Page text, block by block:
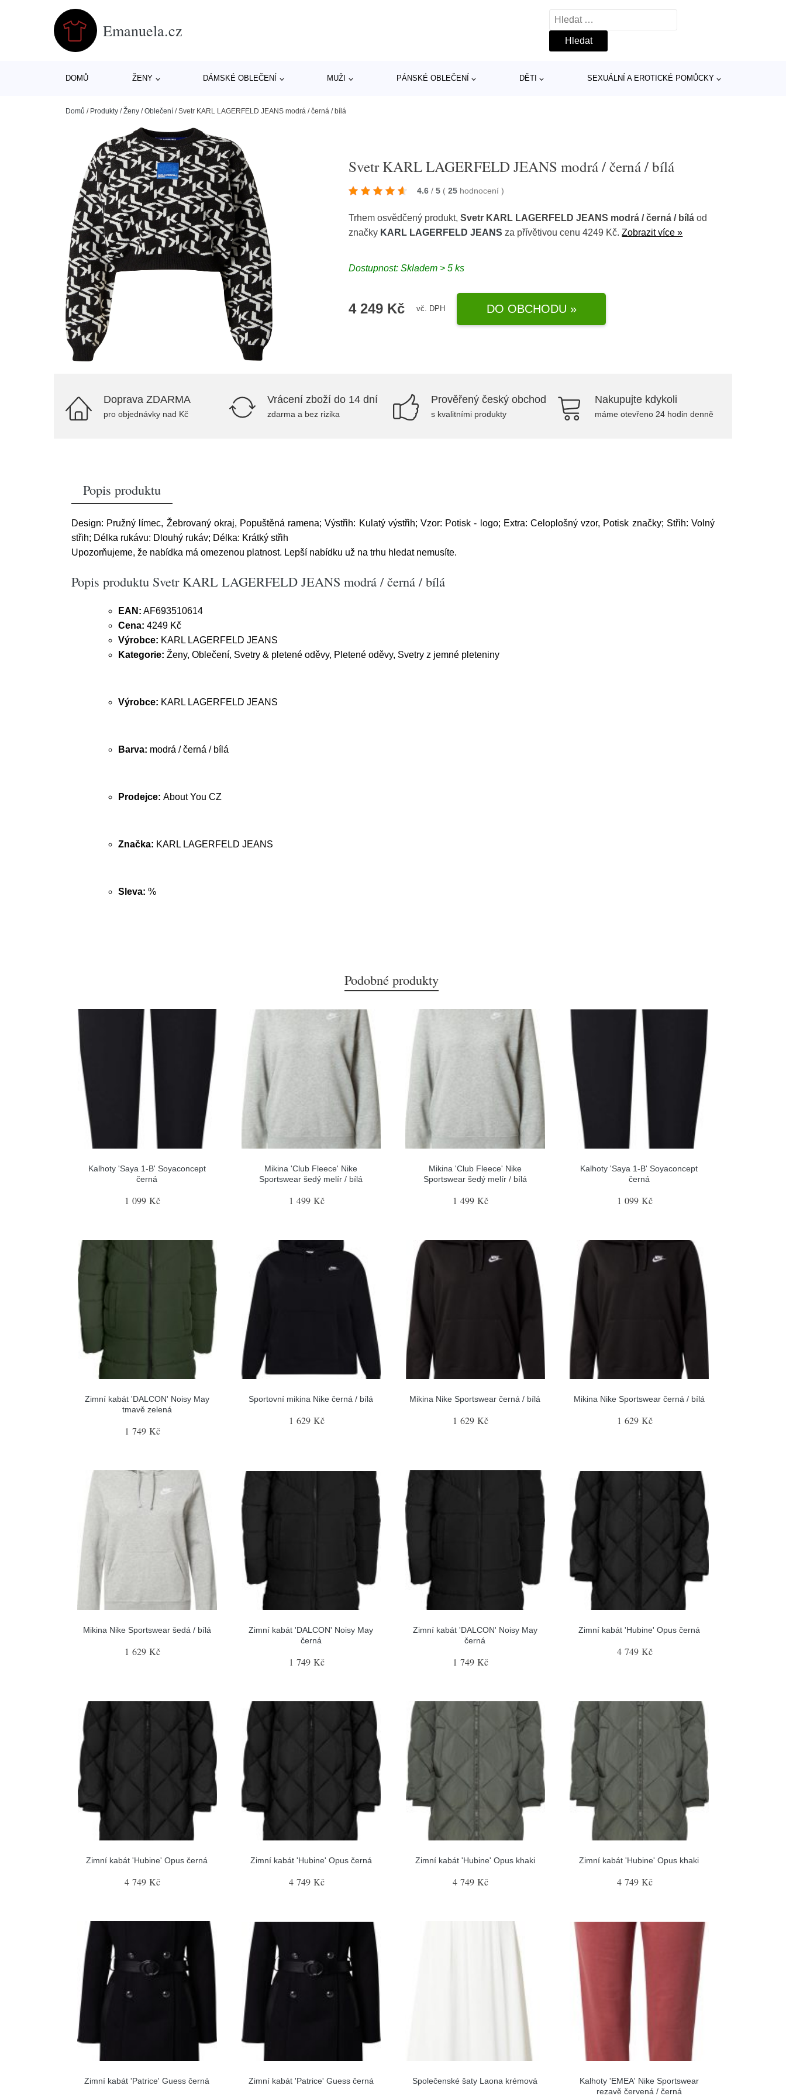
Emanuela.cz
Vyhledávání
DOMŮ ŽENY DÁMSKÉ OBLEČENÍ MUŽI PÁNSKÉ OBLEČENÍ DĚTI SEXUÁLNÍ A EROTICKÉ POMŮCKY
Domů / Produkty /Ženy /Oblečení /Svetr KARL LAGERFELD JEANS modrá / černá / bílá
Svetr KARL LAGERFELD JEANS modrá / černá / bílá
4.6 / 5 ( 25 hodnocení)
Trhem osvědčený produkt,Svetr KARL LAGERFELD JEANS modrá / černá / bílá od
značky KARL LAGERFELD JEANS za přívětivou cenu 4249 Kč.Zobrazit více »
Dostupnost: Skladem > 5 ks
4 249 Kč vč. DPH DO OBCHODU »
Doprava ZDARMA
pro objednávky nad Kč
Vrácení zboží do 14 dní
zdarma a bez rizika
Prověřený český obchod
s kvalitními produkty
Nakupujte kdykoli
máme otevřeno 24 hodin denně
Popis produktu
Design: Pružný límec, Žebrovaný okraj, Popuštěná ramena; Výstřih: Kulatý výstřih; Vzor: Potisk - logo; Extra: Celoplošný vzor, Potisk značky; Střih: Volný
střih; Délka rukávu: Dlouhý rukáv; Délka: Krátký střih
Upozorňujeme, že nabídka má omezenou platnost. Lepší nabídku už na trhu hledat nemusíte.
Popis produktu Svetr KARL LAGERFELD JEANS modrá / černá / bílá
EAN: AF693510614
Cena: 4249 Kč
Výrobce: KARL LAGERFELD JEANS
Kategorie: Ženy, Oblečení, Svetry & pletené oděvy, Pletené oděvy, Svetry z jemné pleteniny
Výrobce: KARL LAGERFELD JEANS
Barva: modrá / černá / bílá
Prodejce: About You CZ
Značka: KARL LAGERFELD JEANS
Sleva: %
Podobné produkty
Kalhoty 'Saya 1-B' Soyaconcept
černá
1 099 Kč
Mikina 'Club Fleece' Nike
Sportswear šedý melír / bílá
1 499 Kč
Mikina 'Club Fleece' Nike
Sportswear šedý melír / bílá
1 499 Kč
Kalhoty 'Saya 1-B' Soyaconcept
černá
1 099 Kč
Zimní kabát 'DALCON' Noisy May
tmavě zelená
1 749 Kč
Sportovní mikina Nike černá / bílá
1 629 Kč
Mikina Nike Sportswear černá / bílá
1 629 Kč
Mikina Nike Sportswear černá / bílá
1 629 Kč
Mikina Nike Sportswear šedá / bílá
1 629 Kč
Zimní kabát 'DALCON' Noisy May
černá
1 749 Kč
Zimní kabát 'DALCON' Noisy May
černá
1 749 Kč
Zimní kabát 'Hubine' Opus černá
4 749 Kč
Zimní kabát 'Hubine' Opus černá
4 749 Kč
Zimní kabát 'Hubine' Opus černá
4 749 Kč
Zimní kabát 'Hubine' Opus khaki
4 749 Kč
Zimní kabát 'Hubine' Opus khaki
4 749 Kč
Zimní kabát 'Patrice' Guess černá Zimní kabát 'Patrice' Guess černá Společenské šaty Laona krémová
Kalhoty 'EMEA' Nike Sportswear
rezavě červená / černá